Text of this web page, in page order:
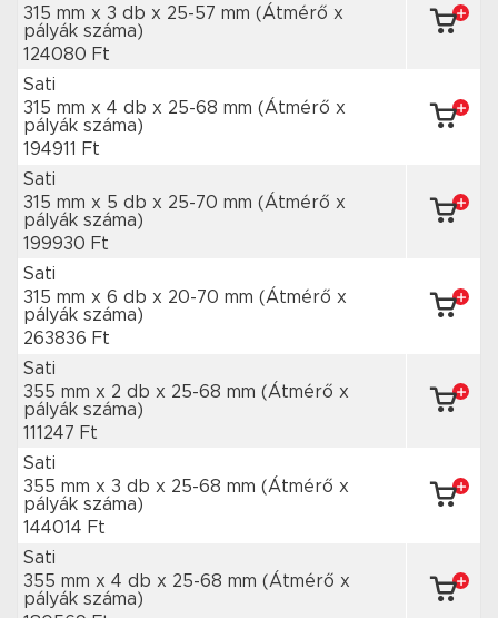
315 mm x 3 db x 25-57 mm (Átmérő x
pályák száma)
124080 Ft
Sati
315 mm x 4 db x 25-68 mm (Átmérő x
pályák száma)
194911 Ft
Sati
315 mm x 5 db x 25-70 mm (Átmérő x
pályák száma)
199930 Ft
Sati
315 mm x 6 db x 20-70 mm (Átmérő x
pályák száma)
263836 Ft
Sati
355 mm x 2 db x 25-68 mm (Átmérő x
pályák száma)
111247 Ft
Sati
355 mm x 3 db x 25-68 mm (Átmérő x
pályák száma)
144014 Ft
Sati
355 mm x 4 db x 25-68 mm (Átmérő x
pályák száma)